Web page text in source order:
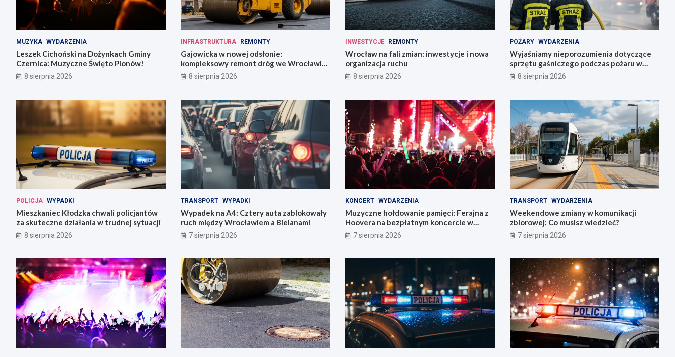
MUZYKA WYDARZENIA
Leszek Cichoński na Dożynkach Gminy
Czernica: Muzyczne Święto Plonów!
8 sierpnia 2026
INFRASTRUKTURA REMONTY
Gajowicka w nowej odsłonie:
kompleksowy remont dróg we Wrocławiu
w 18 tygodni!
8 sierpnia 2026
INWESTYCJE REMONTY
Wrocław na fali zmian: inwestycje i nowa
organizacja ruchu
8 sierpnia 2026
POŻARY WYDARZENIA
Wyjaśniamy nieporozumienia dotyczące
sprzętu gaśniczego podczas pożaru w
Starym Zamku
8 sierpnia 2026
POLICJA WYPADKI
Mieszkaniec Kłodzka chwali policjantów
za skuteczne działania w trudnej sytuacji
8 sierpnia 2026
TRANSPORT WYPADKI
Wypadek na A4: Cztery auta zablokowały
ruch między Wrocławiem a Bielanami
7 sierpnia 2026
KONCERT WYDARZENIA
Muzyczne hołdowanie pamięci: Ferajna z
Hoovera na bezpłatnym koncercie w
Wrocławiu
7 sierpnia 2026
TRANSPORT WYDARZENIA
Weekendowe zmiany w komunikacji
zbiorowej: Co musisz wiedzieć?
7 sierpnia 2026